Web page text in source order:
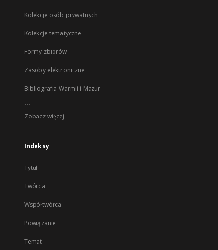
Kolekcje osób prywatnych
Kolekcje tematyczne
Formy zbiorów
Zasoby elektroniczne
Bibliografia Warmii i Mazur
...
Zobacz więcej
Indeksy
Tytuł
Twórca
Współtwórca
Powiązanie
Temat